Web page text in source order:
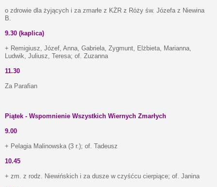
o zdrowie dla żyjących i za zmarłe z KŻR z Róży św. Józefa z Niewina
B.
9.30 (kaplica)
+ Remigiusz, Józef, Anna, Gabriela, Zygmunt, Elżbieta, Marianna,
Ludwik, Juliusz, Teresa; of. Zuzanna
11.30
Za Parafian
Piątek - Wspomnienie Wszystkich Wiernych Zmarłych
9.00
+ Pelagia Malinowska (3 r.); of. Tadeusz
10.45
+ zm. z rodz. Niewińskich i za dusze w czyśćcu cierpiące; of. Janina